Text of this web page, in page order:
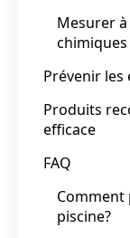
Mesurer
chimiques
Prévenir les
Produits
efficace
FAQ
Comment
piscine?